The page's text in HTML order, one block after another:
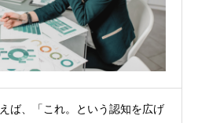
ば、「これ。という認知を広げ